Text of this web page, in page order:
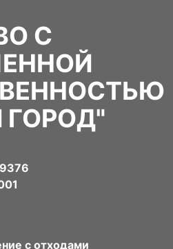
С
с отходами